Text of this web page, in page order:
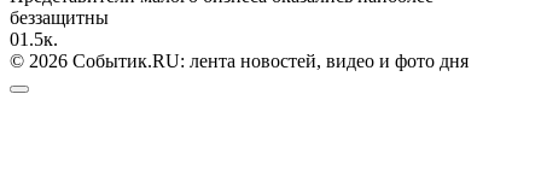
беззащитны
01.5к.
© 2026 Событик.RU: лента новостей, видео и фото дня